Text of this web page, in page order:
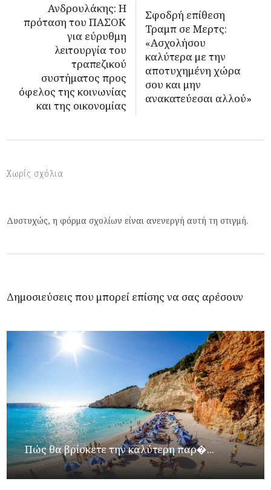
Ανδρουλάκης: Η
πρόταση του ΠΑΣΟΚ
για εύρυθμη
λειτουργία του
τραπεζικού
συστήματος προς
όφελος της κοινωνίας
και της οικονομίας
Σφοδρή επίθεση
Τραμπ σε Μερτς:
«Ασχολήσου
καλύτερα με την
αποτυχημένη χώρα
σου και μην
ανακατεύεσαι αλλού»
Χωρίς σχόλια
Δυστυχώς, η φόρμα σχολίων είναι ανενεργή αυτή τη στιγμή.
Δημοσιεύσεις που μπορεί επίσης να σας αρέσουν
Πώς θα βρίσκετε την καλύτερη παρ�...